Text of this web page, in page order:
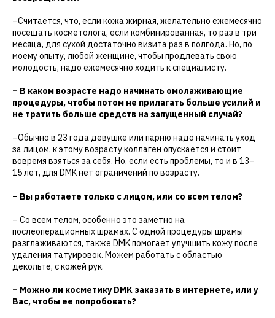
–Считается, что, если кожа жирная, желательно ежемесячно
посещать косметолога, если комбинированная, то раз в три
месяца, для сухой достаточно визита раз в полгода. Но, по
моему опыту, любой женщине, чтобы продлевать свою
молодость, надо ежемесячно ходить к специалисту.
– В каком возрасте надо начинать омолаживающие
процедуры, чтобы потом не прилагать больше усилий и
не тратить больше средств на запущенный случай?
–Обычно в 23 года девушке или парню надо начинать уход
за лицом, к этому возрасту коллаген опускается и стоит
вовремя взяться за себя. Но, если есть проблемы, то и в 13–
15 лет, для DMK нет ограничений по возрасту.
– Вы работаете только с лицом, или со всем телом?
– Со всем телом, особенно это заметно на
послеоперационных шрамах. С одной процедуры шрамы
разглаживаются, также DMK помогает улучшить кожу после
удаления татуировок. Можем работать с областью
декольте, с кожей рук.
– Можно ли косметику DMK заказать в интернете, или у
Вас, чтобы ее попробовать?